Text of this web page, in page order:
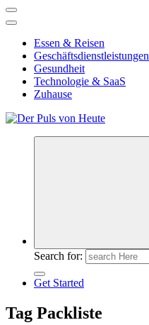
Essen & Reisen
Geschäftsdienstleistungen
Gesundheit
Technologie & SaaS
Zuhause
Meldungen die Resonanz finden
Search for:
Get Started
Tag Packliste